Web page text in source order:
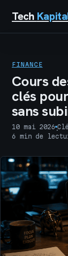
Tech
BUSINESS
MARKETING
FINANCE
Cours
clés
sans
10 mai 2026
·
6 min de